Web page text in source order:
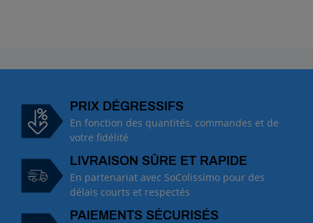
PRIX DÉGRESSIFS
En fonction des quantités, commandes et de
votre fidélité
LIVRAISON SÛRE ET RAPIDE
En partenariat avec SoColissimo pour des
délais courts et respectés
PAIEMENTS SÉCURISÉS